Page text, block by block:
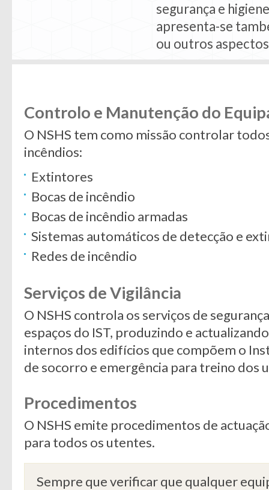
segurança e
apresenta-se
ou outros
Controlo e Manutenção do
O NSHS tem como missão controlar
incêndios:
Extintores
Bocas de incêndio
Bocas de incêndio armadas
Sistemas automáticos de detecção e
Redes de incêndio
Serviços de Vigilância
O NSHS controla os serviços de
espaços do IST, produzindo e
internos dos edifícios que compõem o
de socorro e emergência para treino dos
Procedimentos
O NSHS emite procedimentos de
para todos os utentes.
Sempre que verificar que qualquer